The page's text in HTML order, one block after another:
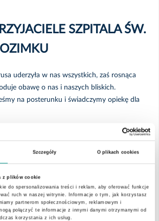
Szczegóły O plikach cookies
z plików cookie
do spersonalizowania treści i reklam, aby oferować funkcje
ruch w naszej witrynie. Informacje o tym, jak korzystasz
partnerom społecznościowym, reklamowym i
połączyć te informacje z innymi danymi otrzymanymi od
korzystania z ich usług.
SZPITALA ŚW.
uderzyła w nas wszystkich, zaś rosnąca
obawę o nas i naszych bliskich.
na posterunku i świadczymy opiekę dla
co w naszej mocy jednak wobec obecnej
z którymi musimy się mierzyć,
wsparcie dzięki któremu możemy
naszych pacjentów.
Z Waszą pomocą może się to udać.